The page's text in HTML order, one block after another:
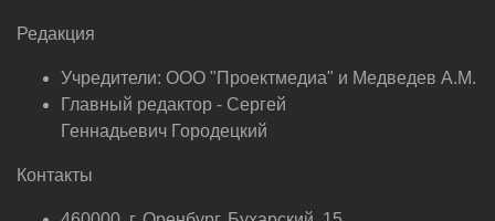
Редакция
Учредители: ООО "Проектмедиа" и Медведев А.М.
Главный редактор - Сергей
Геннадьевич Городецкий
Контакты